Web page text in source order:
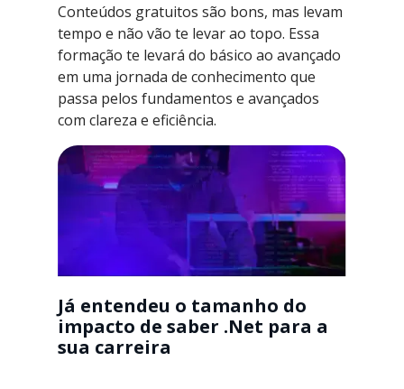
Conteúdos gratuitos são bons, mas levam
tempo e não vão te levar ao topo. Essa
formação te levará do básico ao avançado
em uma jornada de conhecimento que
passa pelos fundamentos e avançados
com clareza e eficiência.
Já entendeu o tamanho do
impacto de saber .Net para a
sua carreira